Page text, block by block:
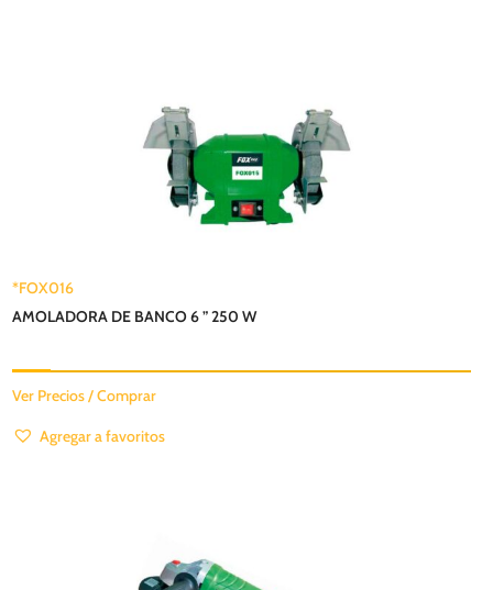
*FOX016
AMOLADORA DE BANCO 6 ” 250 W
Ver Precios / Comprar
Agregar a favoritos